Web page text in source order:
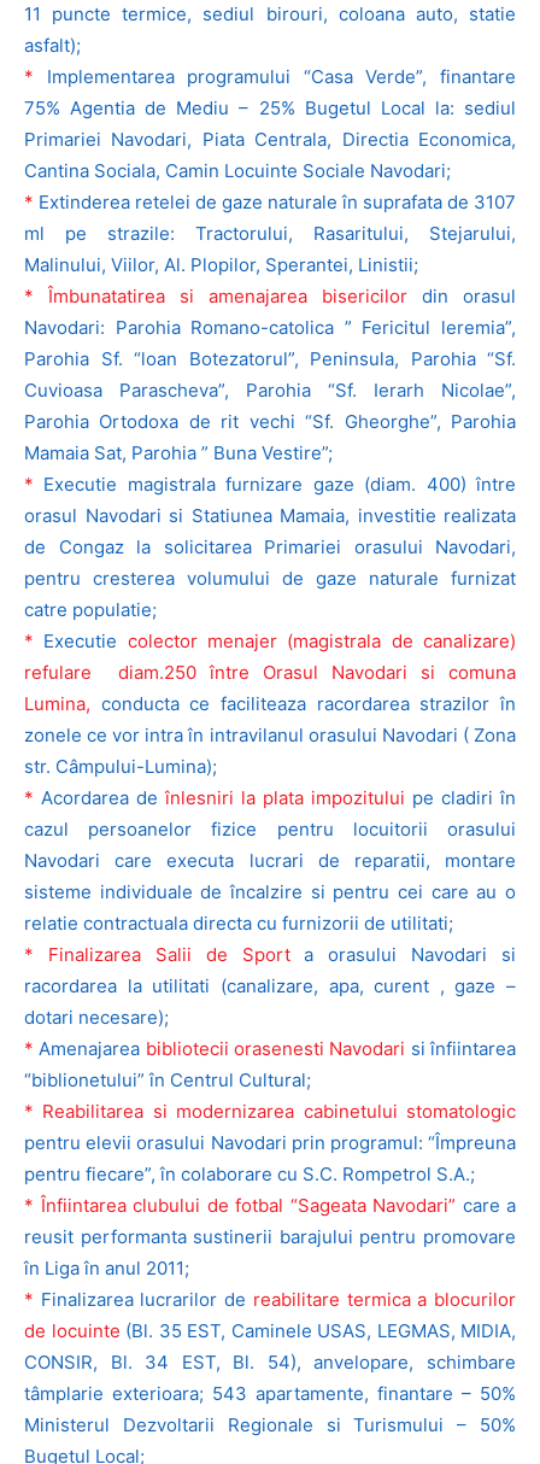
11 puncte termice, sediul birouri, coloana auto, statie
asfalt);
*
Implementarea programului “Casa Verde”, finantare
75% Agentia de Mediu – 25% Bugetul Local la: sediul
Primariei Navodari, Piata Centrala, Directia Economica,
Cantina Sociala, Camin Locuinte Sociale Navodari;
* Extinderea retelei de gaze naturale în suprafata de 3107
ml pe strazile: Tractorului, Rasaritului, Stejarului,
Malinului, Viilor, Al. Plopilor, Sperantei, Linistii;
* Îmbunatatirea si amenajarea bisericilor
din orasul
Navodari: Parohia Romano-catolica ” Fericitul leremia”,
Parohia Sf. “loan Botezatorul”, Peninsula, Parohia “Sf.
Cuvioasa Parascheva”, Parohia “Sf. Ierarh Nicolae”,
Parohia Ortodoxa de rit vechi “Sf. Gheorghe”, Parohia
Mamaia Sat, Parohia ” Buna Vestire”;
* Executie magistrala furnizare gaze (diam. 400) între
orasul Navodari si Statiunea Mamaia, investitie realizata
de Congaz la solicitarea Primariei orasului Navodari,
pentru cresterea volumului de gaze naturale furnizat
catre populatie;
* Executie colector menajer (magistrala de canalizare)
refulare diam.250 între Orasul Navodari si comuna
Lumina, conducta ce faciliteaza racordarea strazilor în
zonele ce vor intra în intravilanul orasului Navodari ( Zona
str. Câmpului-Lumina);
* Acordarea de înlesniri la plata impozitului pe cladiri în
cazul persoanelor fizice pentru locuitorii orasului
Navodari care executa lucrari de reparatii, montare
sisteme individuale de încalzire si pentru cei care au o
relatie contractuala directa cu furnizorii de utilitati;
* Finalizarea Salii de Sport
a orasului Navodari si
racordarea la utilitati (canalizare, apa, curent , gaze –
dotari necesare);
* Amenajarea bibliotecii orasenesti Navodari si înfiintarea
“biblionetului” în Centrul Cultural;
* Reabilitarea si modernizarea cabinetului stomatologic
pentru elevii orasului Navodari prin programul: “Împreuna
pentru fiecare”, în colaborare cu S.C. Rompetrol S.A.;
* Înfiintarea clubului de fotbal “Sageata Navodari” care a
reusit performanta sustinerii barajului pentru promovare
în Liga în anul 2011;
* Finalizarea lucrarilor de reabilitare termica a blocurilor
de locuinte (Bl. 35 EST, Caminele USAS, LEGMAS, MIDIA,
CONSIR, Bl. 34 EST, Bl. 54), anvelopare, schimbare
tâmplarie exterioara; 543 apartamente, finantare – 50%
Ministerul Dezvoltarii Regionale si Turismului – 50%
Bugetul Local;